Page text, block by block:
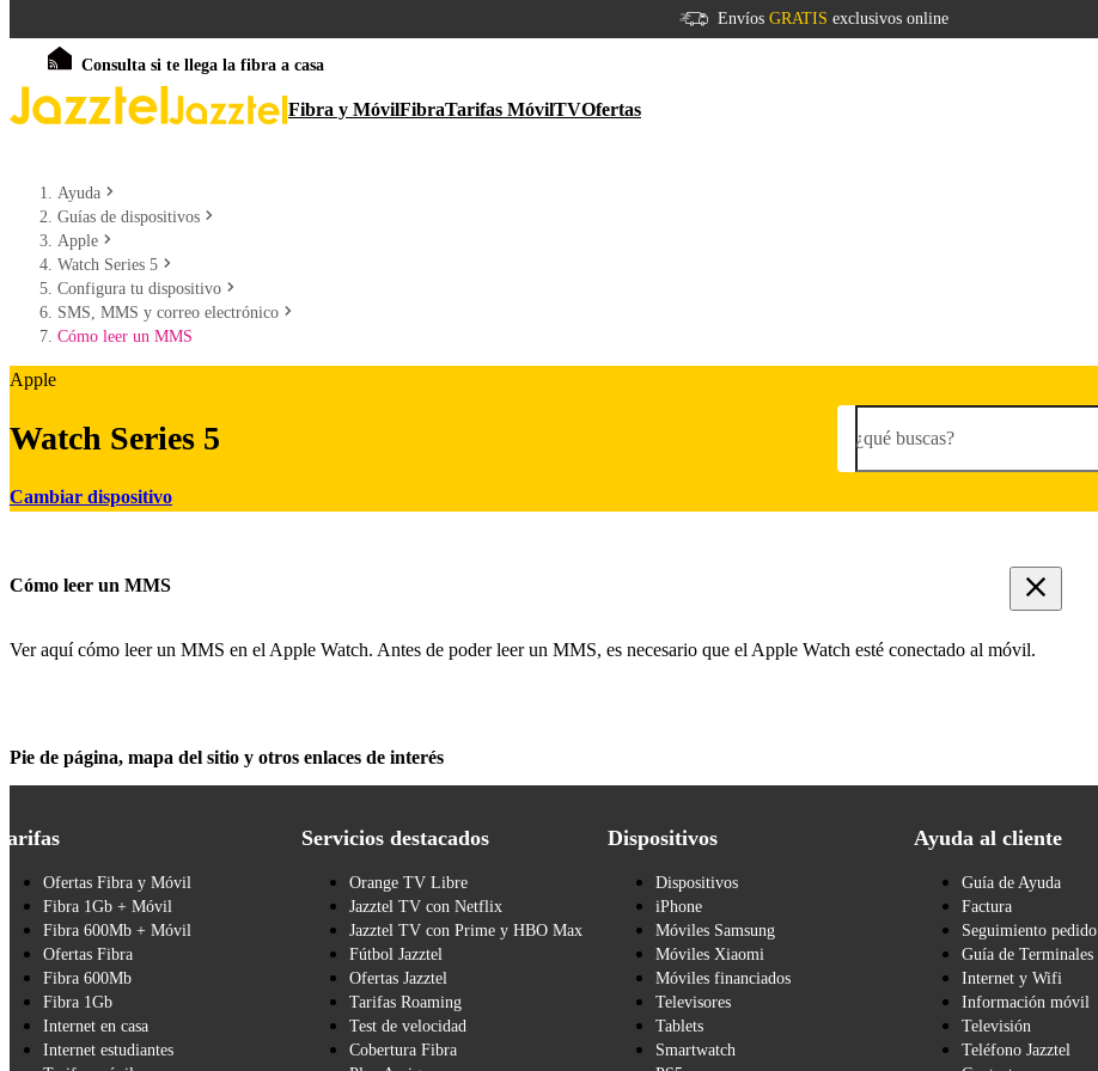
Envíos GRATIS exclusivos online
Consulta si te llega la fibra a casa
Fibra y MóvilFibraTarifas MóvilTVOfertas
Ayuda
Guías de dispositivos
Apple
Watch Series 5
Configura tu dispositivo
SMS, MMS y correo electrónico
Cómo leer un MMS
Apple
Watch Series 5
Cambiar dispositivo
¿qué buscas?
Cómo leer un MMS
Ver aquí cómo leer un MMS en el Apple Watch. Antes de poder leer un MMS, es necesario que el Apple Watch esté conectado al móvil.
Pie de página, mapa del sitio y otros enlaces de interés
Ofertas Fibra y Móvil
Fibra 1Gb + Móvil
Fibra 600Mb + Móvil
Ofertas Fibra
Fibra 600Mb
Fibra 1Gb
Internet en casa
Internet estudiantes
Servicios destacados
Orange TV Libre
Jazztel TV con Netflix
Jazztel TV con Prime y HBO Max
Fútbol Jazztel
Ofertas Jazztel
Tarifas Roaming
Test de velocidad
Cobertura Fibra
Dispositivos
Dispositivos
iPhone
Móviles Samsung
Móviles Xiaomi
Móviles financiados
Televisores
Tablets
Smartwatch
Ayuda al cliente
Guía de Ayuda
Factura
Seguimiento pedido
Guía de Terminales
Internet y Wifi
Información móvil
Televisión
Teléfono Jazztel